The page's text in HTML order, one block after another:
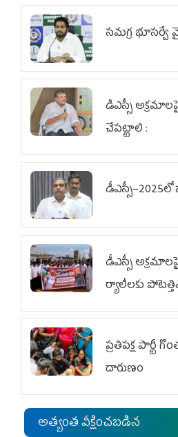
స‌మ‌గ్ర
డిఎస్సీ
చేపట్టాలి :
డీఎస్సీ
ర్యాలీలకు
ప్రతిపక్ష పార్టీ
దారుణం
అత్యంత వీక్షించబడిన